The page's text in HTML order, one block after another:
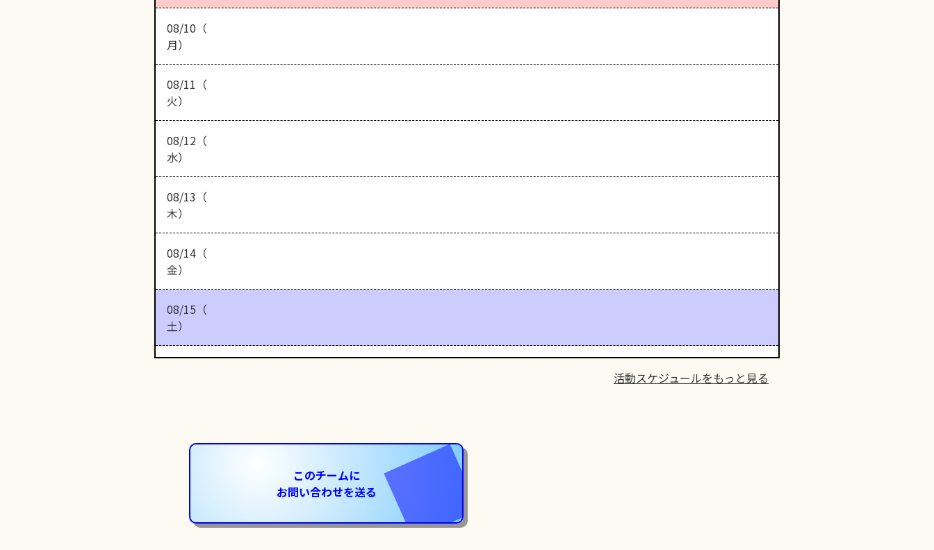
08/10（
月）
08/11（
火）
08/12（
水）
08/13（
木）
08/14（
金）
08/15（
土）
活動スケジュールをもっと見る
このチームに
お問い合わせを送る